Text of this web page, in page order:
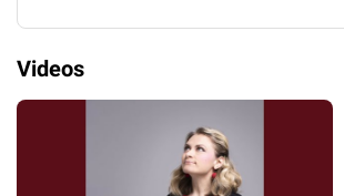
Videos